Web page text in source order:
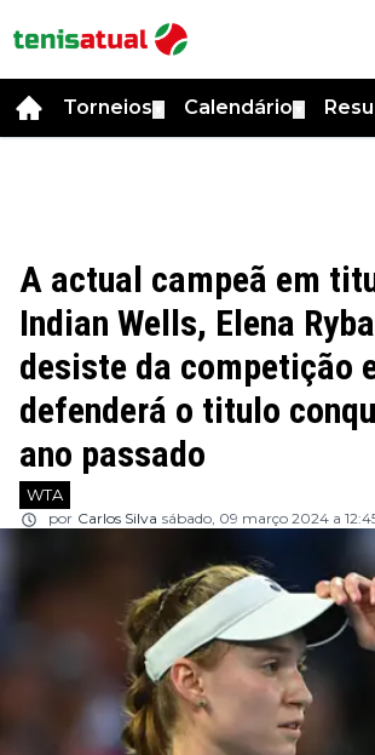
Torneios Calendário
A actual campeã em
Indian Wells, Elena
desiste da competição
defenderá o titulo
ano passado
WTA
por Carlos Silva sábado, 09 março 2024 a